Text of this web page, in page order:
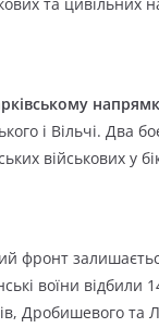
і Вільчі. Два
військових у
фронт
воїни
Дробишевого та